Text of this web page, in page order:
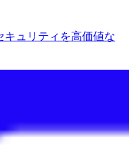
キュリティを高価値な